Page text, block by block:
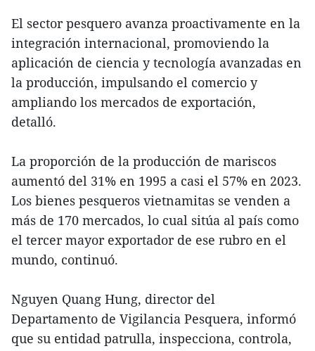
El sector pesquero avanza proactivamente en la
integración internacional, promoviendo la
aplicación de ciencia y tecnología avanzadas en
la producción, impulsando el comercio y
ampliando los mercados de exportación,
detalló.
La proporción de la producción de mariscos
aumentó del 31% en 1995 a casi el 57% en 2023.
Los bienes pesqueros vietnamitas se venden a
más de 170 mercados, lo cual sitúa al país como
el tercer mayor exportador de ese rubro en el
mundo, continuó.
Nguyen Quang Hung, director del
Departamento de Vigilancia Pesquera, informó
que su entidad patrulla, inspecciona, controla,